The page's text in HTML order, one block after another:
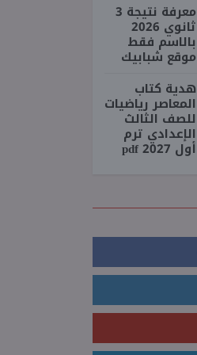
معرفة نتيجة 3
ثانوي 2026
بالاسم فقط
موقع شبابيك
هدية كتاب
المعاصر رياضيات
للصف الثالث
الإعدادي ترم
أول 2027 pdf